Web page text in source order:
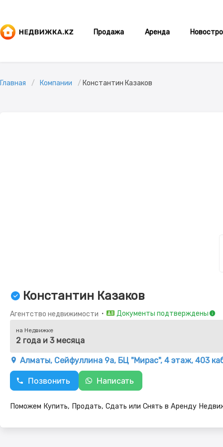
Продажа Аренда
Главная Компании Константин Казаков
Константин Казаков
Агентство недвижимости ・ Документы подтверждены
на Недвижке
2 года и 3 месяца
Алматы, Сейфуллина 9а, БЦ "Мирас", 4 этаж, 403
Позвонить Написать